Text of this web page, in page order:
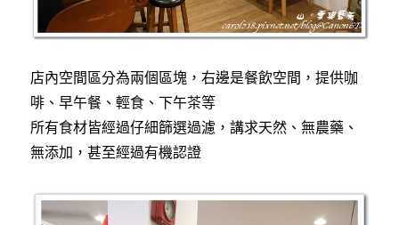
店內空間區分為兩個區塊，右邊是餐飲空間，提供咖
啡、早午餐、輕食、下午茶等
所有食材皆經過仔細篩選過濾，講求天然、無農藥、
無添加，甚至經過有機認證